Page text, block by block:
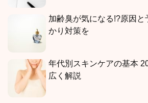
加齢臭が気になる!?原因と
かり対策を
年代別スキンケアの基本
広く解説